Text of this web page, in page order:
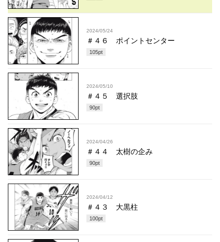
2024/05/24
＃４６ ポイントセンター
105pt
2024/05/10
＃４５ 選択肢
90pt
2024/04/26
＃４４ 太樹の企み
90pt
2024/04/12
＃４３ 大黒柱
100pt